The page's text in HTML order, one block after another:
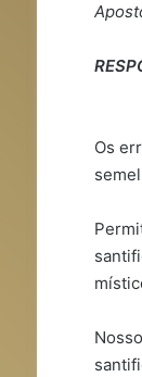
Os